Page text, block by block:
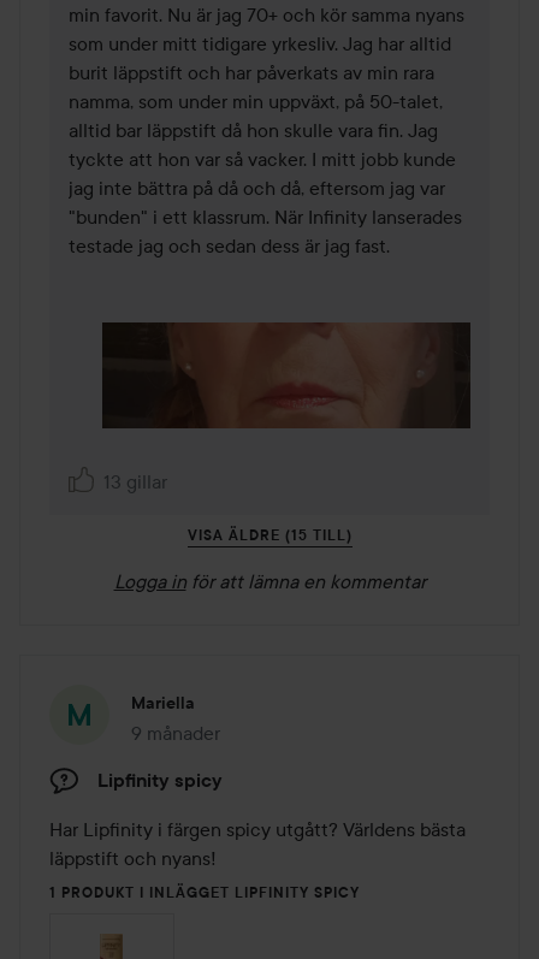
min favorit. Nu är jag 70+ och kör samma nyans
som under mitt tidigare yrkesliv. Jag har alltid
burit läppstift och har påverkats av min rara
namma, som under min uppväxt, på 50-talet,
alltid bar läppstift då hon skulle vara fin. Jag
tyckte att hon var så vacker. I mitt jobb kunde
jag inte bättra på då och då, eftersom jag var
"bunden" i ett klassrum. När Infinity lanserades
testade jag och sedan dess är jag fast.
13 gillar
VISA ÄLDRE (15 TILL)
Logga in för att lämna en kommentar
Mariella
9 månader
Inlägget skapades 9 månader
Lipfinity spicy
Har Lipfinity i färgen spicy utgått? Världens bästa
läppstift och nyans!
1 PRODUKT I INLÄGGET LIPFINITY SPICY